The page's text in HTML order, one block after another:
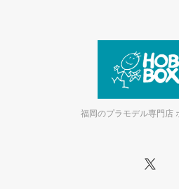
福岡のプラモデル専門店